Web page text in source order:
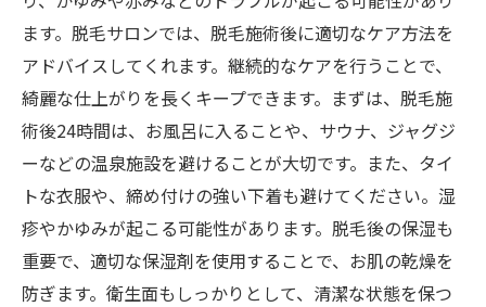
ます。脱毛サロンでは、脱毛施術後に適切なケア方法を
アドバイスしてくれます。継続的なケアを行うことで、
綺麗な仕上がりを長くキープできます。まずは、脱毛施
術後24時間は、お風呂に入ることや、サウナ、ジャグジ
ーなどの温泉施設を避けることが大切です。また、タイ
トな衣服や、締め付けの強い下着も避けてください。湿
疹やかゆみが起こる可能性があります。脱毛後の保湿も
重要で、適切な保湿剤を使用することで、お肌の乾燥を
防ぎます。衛生面もしっかりとして、清潔な状態を保つ